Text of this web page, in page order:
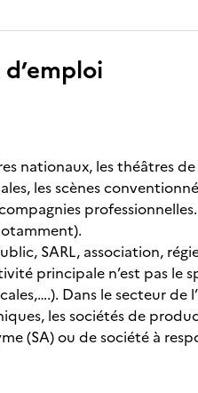
nationaux, les théâtres
les scènes
SARL, association,
principale n’est pas le
Dans le secteur de
les sociétés de
(SA) ou de société à